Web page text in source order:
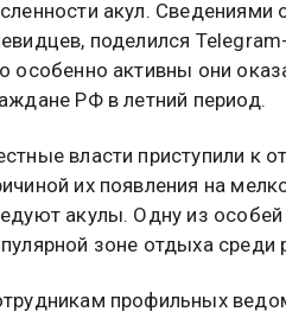
акул. Сведениями
поделился
особенно активны они
РФ в летний период.
власти приступили к
их появления на
акулы. Одну из
зоне отдыха среди
профильных